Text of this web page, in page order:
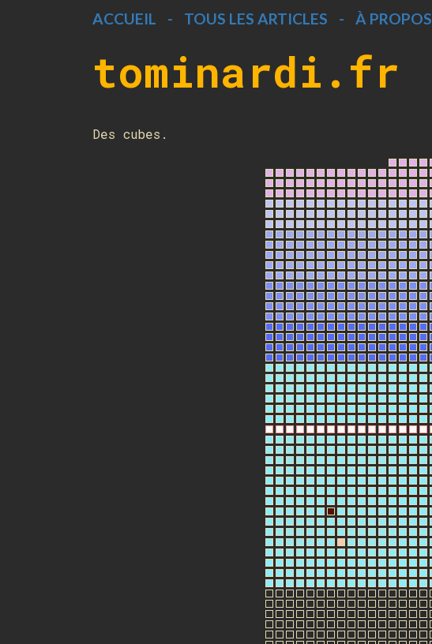
ACCUEIL - TOUS LES ARTICLES - À PROPOS
tominardi.fr
Des cubes.